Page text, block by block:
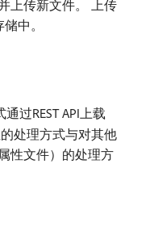
上传新文件。 上传
中。
过REST API上载
处理方式与对其他
性文件）的处理方